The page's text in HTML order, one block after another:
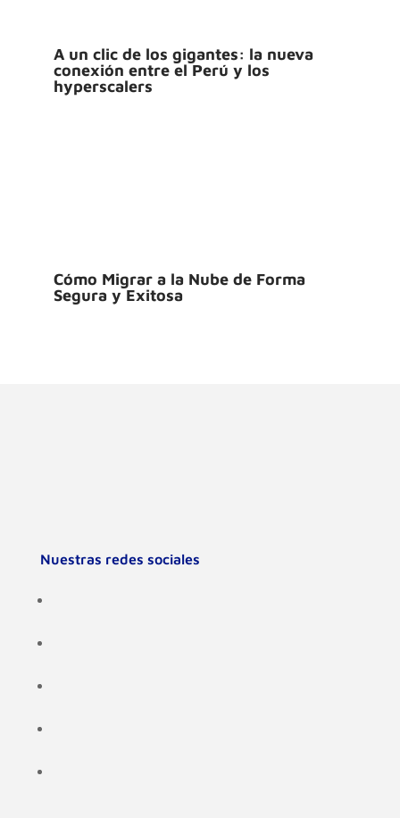
A un clic de los gigantes: la nueva
conexión entre el Perú y los
hyperscalers
Cómo Migrar a la Nube de Forma
Segura y Exitosa
Nuestras redes sociales